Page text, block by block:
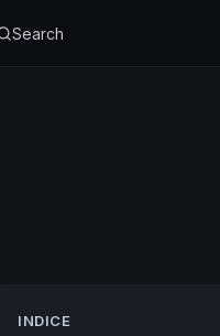
Search
INDICE